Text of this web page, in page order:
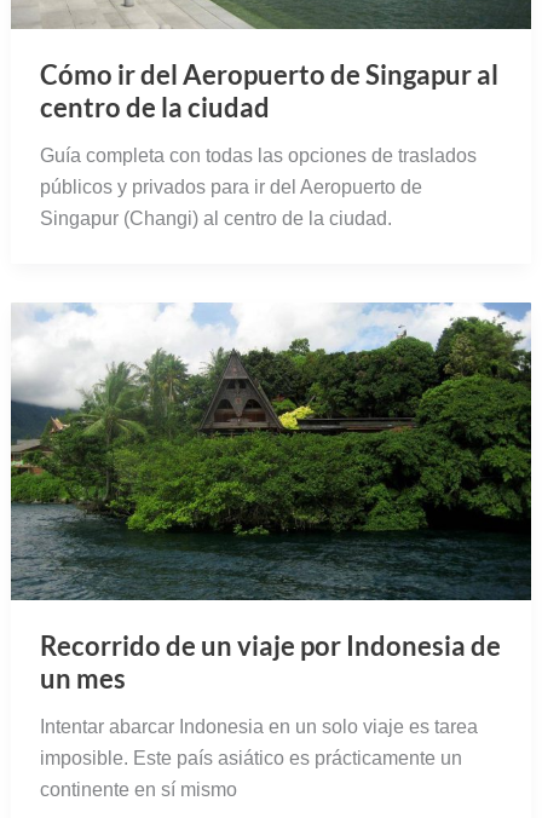
Cómo ir del Aeropuerto de Singapur al
centro de la ciudad
Guía completa con todas las opciones de traslados
públicos y privados para ir del Aeropuerto de
Singapur (Changi) al centro de la ciudad.
Recorrido de un viaje por Indonesia de
un mes
Intentar abarcar Indonesia en un solo viaje es tarea
imposible. Este país asiático es prácticamente un
continente en sí mismo